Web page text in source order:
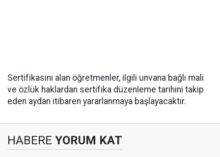
Sertifikasını alan öğretmenler, ilgili unvana bağlı mali
ve özlük haklardan sertifika düzenleme tarihini takip
eden aydan itibaren yararlanmaya başlayacaktır.
HABERE YORUM KAT